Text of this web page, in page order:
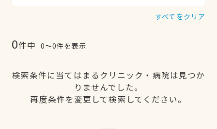
すべてをクリア
0件中 0〜0件を表示
検索条件に当てはまるクリニック・病院は見つか
りませんでした。
再度条件を変更して検索してください。